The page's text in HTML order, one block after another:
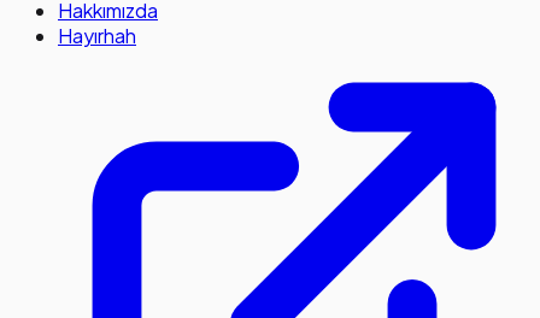
Hakkımızda
Hayırhah